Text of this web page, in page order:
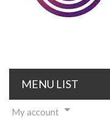
MENU LIST
My account